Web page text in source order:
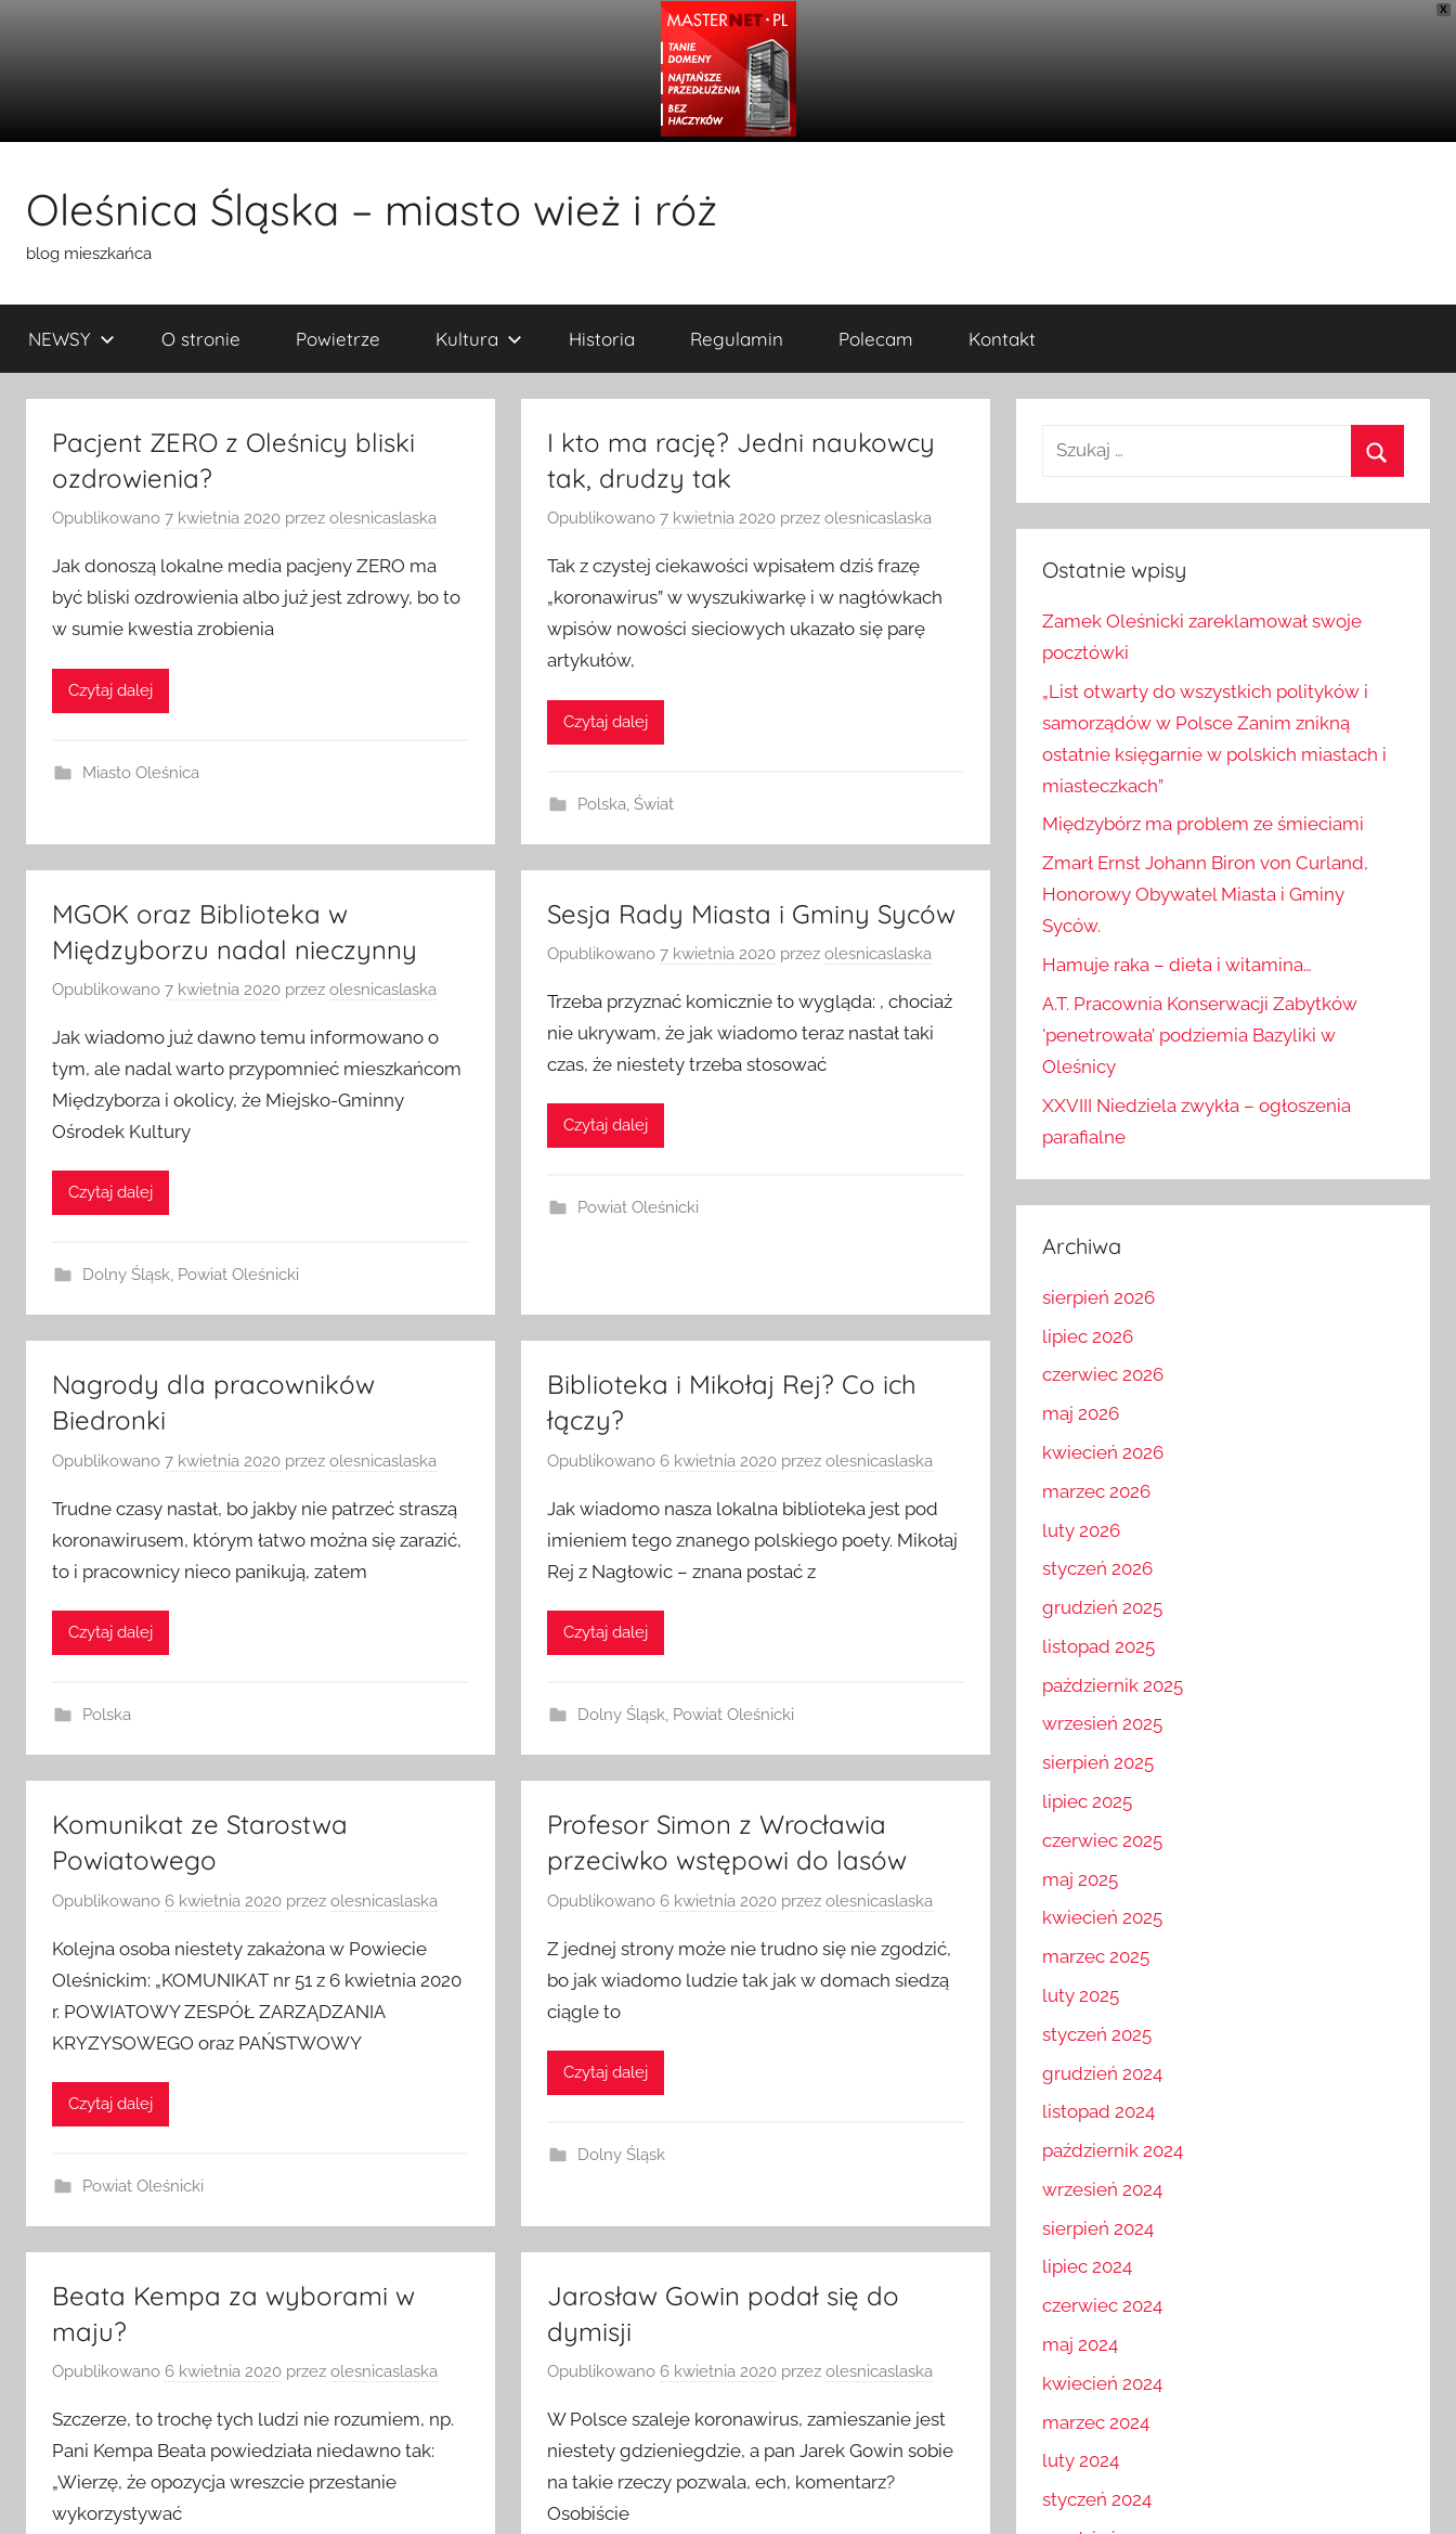
X
treściOleśnica Śląska – miasto wież i róż
blog mieszkańca
NEWSY O stronie Powietrze Kultura Historia Regulamin Polecam Kontakt
Pacjent ZERO z Oleśnicy bliski
ozdrowienia?
Opublikowano 7 kwietnia 2020 przez olesnicaslaska
Jak donoszą lokalne media pacjeny ZERO ma
być bliski ozdrowienia albo już jest zdrowy, bo to
w sumie kwestia zrobienia
Czytaj dalej
Miasto Oleśnica
I kto ma rację? Jedni naukowcy
tak, drudzy tak
Opublikowano7 kwietnia 2020 przezolesnicaslaska
Tak z czystej ciekawości wpisałem dziś frazę
„koronawirus” w wyszukiwarkę i w nagłówkach
wpisów nowości sieciowych ukazało się parę
artykułów,
Czytaj dalej
Polska, Świat
MGOK oraz Biblioteka w
Międzyborzu nadal nieczynny
Opublikowano 7 kwietnia 2020 przez olesnicaslaska
Jak wiadomo już dawno temu informowano o
tym, ale nadal warto przypomnieć mieszkańcom
Międzyborza i okolicy, że Miejsko-Gminny
Ośrodek Kultury
Czytaj dalej
Dolny Śląsk, Powiat Oleśnicki
Sesja Rady Miasta i Gminy Syców
Opublikowano7 kwietnia 2020 przezolesnicaslaska
Trzeba przyznać komicznie to wygląda: , chociaż
nie ukrywam, że jak wiadomo teraz nastał taki
czas, że niestety trzeba stosować
Czytaj dalej
Powiat Oleśnicki
Nagrody dla pracowników
Biedronki
Opublikowano 7 kwietnia 2020 przez olesnicaslaska
Trudne czasy nastał, bo jakby nie patrzeć straszą
koronawirusem, którym łatwo można się zarazić,
to i pracownicy nieco panikują, zatem
Czytaj dalej
Polska
Biblioteka i Mikołaj Rej? Co ich
łączy?
Opublikowano6 kwietnia 2020 przezolesnicaslaska
Jak wiadomo nasza lokalna biblioteka jest pod
imieniem tego znanego polskiego poety. Mikołaj
Rej z Nagłowic – znana postać z
Czytaj dalej
Dolny Śląsk, Powiat Oleśnicki
Komunikat ze Starostwa
Powiatowego
Opublikowano 6 kwietnia 2020 przez olesnicaslaska
Kolejna osoba niestety zakażona w Powiecie
Oleśnickim: „KOMUNIKAT nr 51 z 6 kwietnia 2020
r. POWIATOWY ZESPÓŁ ZARZĄDZANIA
KRYZYSOWEGO oraz PAŃSTWOWY
Czytaj dalej
Powiat Oleśnicki
Profesor Simon z Wrocławia
przeciwko wstępowi do lasów
Opublikowano6 kwietnia 2020 przezolesnicaslaska
Z jednej strony może nie trudno się nie zgodzić,
bo jak wiadomo ludzie tak jak w domach siedzą
ciągle to
Czytaj dalej
Dolny Śląsk
Beata Kempa za wyborami w
maju?
Opublikowano 6 kwietnia 2020 przez olesnicaslaska
Szczerze, to trochę tych ludzi nie rozumiem, np.
Pani Kempa Beata powiedziała niedawno tak:
„Wierzę, że opozycja wreszcie przestanie
wykorzystywać
Jarosław Gowin podał się do
dymisji
Opublikowano6 kwietnia 2020 przezolesnicaslaska
W Polsce szaleje koronawirus, zamieszanie jest
niestety gdzieniegdzie, a pan Jarek Gowin sobie
na takie rzeczy pozwala, ech, komentarz?
Osobiście
Szukaj:
Ostatnie wpisy
Zamek Oleśnicki zareklamował swoje
pocztówki
„List otwarty do wszystkich polityków i
samorządów w Polsce Zanim znikną
ostatnie księgarnie w polskich miastach i
miasteczkach”
Międzybórz ma problem ze śmieciami
Zmarł Ernst Johann Biron von Curland,
Honorowy Obywatel Miasta i Gminy
Syców.
Hamuje raka – dieta i witamina…
A.T. Pracownia Konserwacji Zabytków
'penetrowała’ podziemia Bazyliki w
Oleśnicy
XXVIII Niedziela zwykła – ogłoszenia
parafialne
Archiwa
sierpień 2026
lipiec 2026
czerwiec 2026
maj 2026
kwiecień 2026
marzec 2026
luty 2026
styczeń 2026
grudzień 2025
listopad 2025
październik 2025
wrzesień 2025
sierpień 2025
lipiec 2025
czerwiec 2025
maj 2025
kwiecień 2025
marzec 2025
luty 2025
styczeń 2025
grudzień 2024
listopad 2024
październik 2024
wrzesień 2024
sierpień 2024
lipiec 2024
czerwiec 2024
maj 2024
kwiecień 2024
marzec 2024
luty 2024
styczeń 2024